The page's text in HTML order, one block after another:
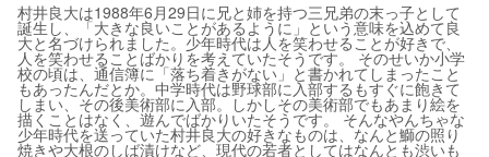
村井良大は1988年6月29日に兄と姉を持つ三兄弟の末っ子として
誕生し、「大きな良いことがあるように」という意味を込めて良
大と名づけられました。少年時代は人を笑わせることが好きで、
人を笑わせることばかりを考えていたそうです。 そのせいか小学
校の頃は、通信簿に「落ち着きがない」と書かれてしまったこと
もあったんだとか。中学時代は野球部に入部するもすぐに飽きて
しまい、その後美術部に入部。しかしその美術部でもあまり絵を
描くことはなく、遊んでばかりいたそうです。 そんなやんちゃな
少年時代を送っていた村井良大の好きなものは、なんと鰤の照り
焼きや大根のしば漬けなど、現代の若者としてはなんとも渋いも